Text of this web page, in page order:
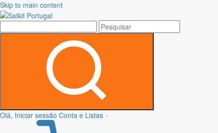
Skip to main content
Olá, Iniciar sessão Conta e Listas